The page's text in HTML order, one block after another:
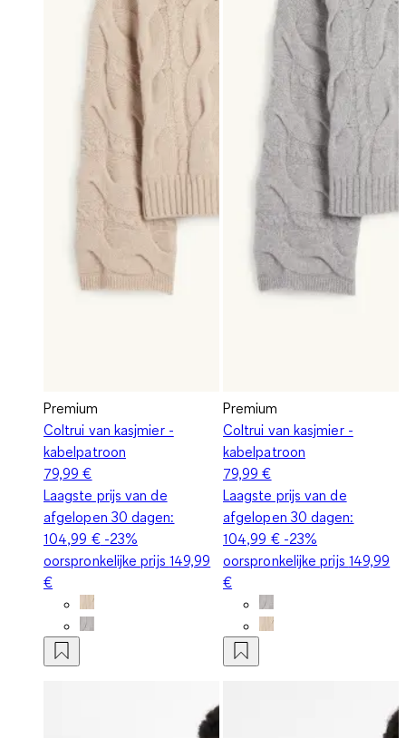
Premium
Coltrui van kasjmier -
kabelpatroon
79,99 €
Laagste prijs van de
afgelopen 30 dagen:
104,99 €-23%
oorspronkelijke prijs 149,99
€
Premium
Coltrui van kasjmier -
kabelpatroon
79,99 €
Laagste prijs van de
afgelopen 30 dagen:
104,99 €-23%
oorspronkelijke prijs 149,99
€